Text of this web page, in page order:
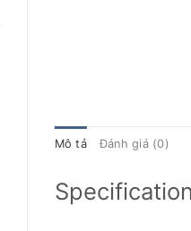
Mô tả Đánh giá (0)